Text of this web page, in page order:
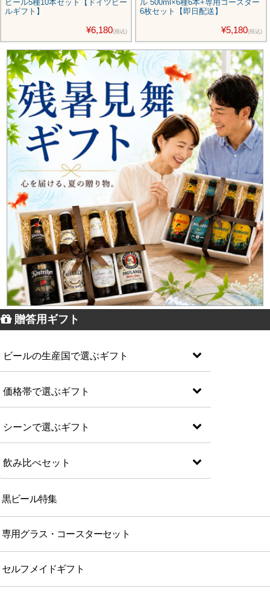
ビール5種10本セット【ドイツビー
ルギフト】
¥6,180(税込)
ル 500ml×6種6本+専用コースター
6枚セット【即日配送】
¥5,180(税込)
贈答用ギフト
ビールの生産国で選ぶギフト
価格帯で選ぶギフト
シーンで選ぶギフト
飲み比べセット
黒ビール特集
専用グラス・コースターセット
セルフメイドギフト